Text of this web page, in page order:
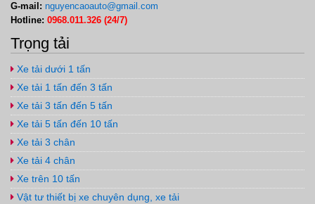
G-mail: nguyencaoauto@gmail.com
Hotline: 0968.011.326 (24/7)
Trọng tải
Xe tải dưới 1 tấn
Xe tải 1 tấn đến 3 tấn
Xe tải 3 tấn đến 5 tấn
Xe tải 5 tấn đến 10 tấn
Xe tải 3 chân
Xe tải 4 chân
Xe trên 10 tấn
Vật tư thiết bị xe chuyên dụng, xe tải